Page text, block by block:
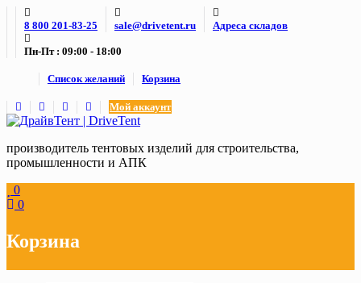
Skip
content
8 800 201-83-25 sale@drivetent.ru Адреса складов
Пн-Пт : 09:00 - 18:00
Список желаний Корзина
Мой аккаунт
производитель тентовых изделий для строительства,
промышленности и АПК
0
0
Корзина